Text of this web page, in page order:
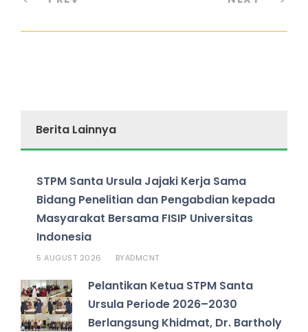
Berita Lainnya
STPM Santa Ursula Jajaki Kerja Sama
Bidang Penelitian dan Pengabdian kepada
Masyarakat Bersama FISIP Universitas
Indonesia
5 AUGUST 2026 BYADMCNT
Pelantikan Ketua STPM Santa
Ursula Periode 2026–2030
Berlangsung Khidmat, Dr. Bartholy